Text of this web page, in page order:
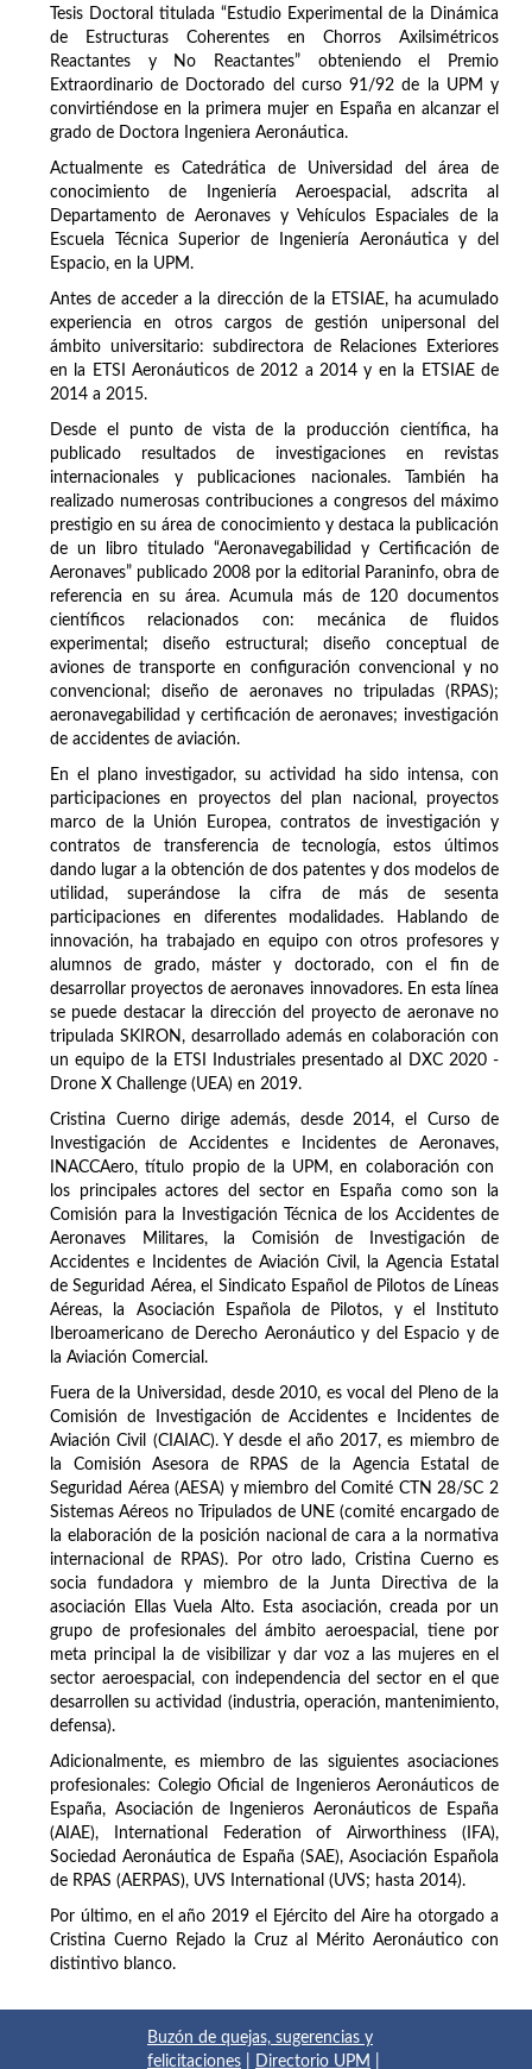
Tesis Doctoral titulada “Estudio Experimental de la Dinámica
de Estructuras Coherentes en Chorros Axilsimétricos
Reactantes y No Reactantes” obteniendo el Premio
Extraordinario de Doctorado del curso 91/92 de la UPM y
convirtiéndose en la primera mujer en España en alcanzar el
grado de Doctora Ingeniera Aeronáutica.
Actualmente es Catedrática de Universidad del área de
conocimiento de Ingeniería Aeroespacial, adscrita al
Departamento de Aeronaves y Vehículos Espaciales de la
Escuela Técnica Superior de Ingeniería Aeronáutica y del
Espacio, en la UPM.
Antes de acceder a la dirección de la ETSIAE, ha acumulado
experiencia en otros cargos de gestión unipersonal del
ámbito universitario: subdirectora de Relaciones Exteriores
en la ETSI Aeronáuticos de 2012 a 2014 y en la ETSIAE de
2014 a 2015.
Desde el punto de vista de la producción científica, ha
publicado resultados de investigaciones en revistas
internacionales y publicaciones nacionales. También ha
realizado numerosas contribuciones a congresos del máximo
prestigio en su área de conocimiento y destaca la publicación
de un libro titulado “Aeronavegabilidad y Certificación de
Aeronaves” publicado 2008 por la editorial Paraninfo, obra de
referencia en su área. Acumula más de 120 documentos
científicos relacionados con: mecánica de fluidos
experimental; diseño estructural; diseño conceptual de
aviones de transporte en configuración convencional y no
convencional; diseño de aeronaves no tripuladas (RPAS);
aeronavegabilidad y certificación de aeronaves; investigación
de accidentes de aviación.
En el plano investigador, su actividad ha sido intensa, con
participaciones en proyectos del plan nacional, proyectos
marco de la Unión Europea, contratos de investigación y
contratos de transferencia de tecnología, estos últimos
dando lugar a la obtención de dos patentes y dos modelos de
utilidad, superándose la cifra de más de sesenta
participaciones en diferentes modalidades. Hablando de
innovación, ha trabajado en equipo con otros profesores y
alumnos de grado, máster y doctorado, con el fin de
desarrollar proyectos de aeronaves innovadores. En esta línea
se puede destacar la dirección del proyecto de aeronave no
tripulada SKIRON, desarrollado además en colaboración con
un equipo de la ETSI Industriales presentado al DXC 2020 -
Drone X Challenge (UEA) en 2019.
Cristina Cuerno dirige además, desde 2014, el Curso de
Investigación de Accidentes e Incidentes de Aeronaves,
INACCAero, título propio de la UPM, en colaboración con
los principales actores del sector en España como son la
Comisión para la Investigación Técnica de los Accidentes de
Aeronaves Militares, la Comisión de Investigación de
Accidentes e Incidentes de Aviación Civil, la Agencia Estatal
de Seguridad Aérea, el Sindicato Español de Pilotos de Líneas
Aéreas, la Asociación Española de Pilotos, y el Instituto
Iberoamericano de Derecho Aeronáutico y del Espacio y de
la Aviación Comercial.
Fuera de la Universidad, desde 2010, es vocal del Pleno de la
Comisión de Investigación de Accidentes e Incidentes de
Aviación Civil (CIAIAC). Y desde el año 2017, es miembro de
la Comisión Asesora de RPAS de la Agencia Estatal de
Seguridad Aérea (AESA) y miembro del Comité CTN 28/SC 2
Sistemas Aéreos no Tripulados de UNE (comité encargado de
la elaboración de la posición nacional de cara a la normativa
internacional de RPAS). Por otro lado, Cristina Cuerno es
socia fundadora y miembro de la Junta Directiva de la
asociación Ellas Vuela Alto. Esta asociación, creada por un
grupo de profesionales del ámbito aeroespacial, tiene por
meta principal la de visibilizar y dar voz a las mujeres en el
sector aeroespacial, con independencia del sector en el que
desarrollen su actividad (industria, operación, mantenimiento,
defensa).
Adicionalmente, es miembro de las siguientes asociaciones
profesionales: Colegio Oficial de Ingenieros Aeronáuticos de
España, Asociación de Ingenieros Aeronáuticos de España
(AIAE), International Federation of Airworthiness (IFA),
Sociedad Aeronáutica de España (SAE), Asociación Española
de RPAS (AERPAS), UVS International (UVS; hasta 2014).
Por último, en el año 2019 el Ejército del Aire ha otorgado a
Cristina Cuerno Rejado la Cruz al Mérito Aeronáutico con
distintivo blanco.
Buzón de quejas, sugerencias y
felicitaciones
Directorio UPM